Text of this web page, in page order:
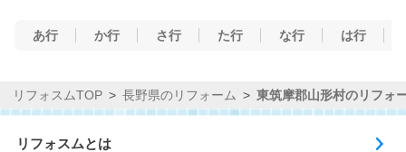
あ行 か行 さ行 た行 な行 は行
リフォスムTOP 長野県のリフォーム 東筑摩郡山形村のリフォ
リフォスムとは